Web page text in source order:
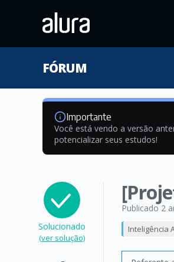
FÓRUM
Importante
Você está vendo a versão
potencializar seus estudos!
Solucionado
(ver solução)
Publicado 2
Inteligência